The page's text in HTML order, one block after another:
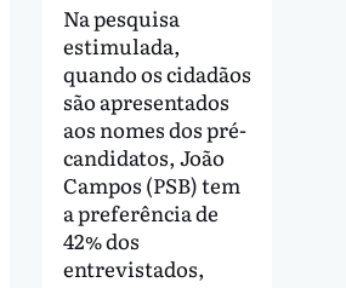
Na pesquisa
estimulada,
quando os cidadãos
são apresentados
aos nomes dos pré-
candidatos, João
Campos (PSB) tem
a preferência de
42% dos
entrevistados,